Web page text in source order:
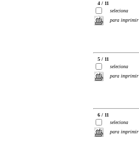
4 / 11
seleciona
para imprimir
5 / 11
seleciona
para imprimir
6 / 11
seleciona
para imprimir